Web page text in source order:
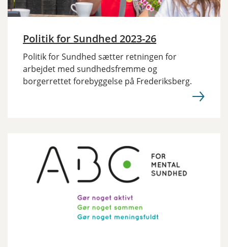
Politik for Sundhed 2023-26
Politik for Sundhed sætter retningen for
arbejdet med sundhedsfremme og
borgerrettet forebyggelse på Frederiksberg.